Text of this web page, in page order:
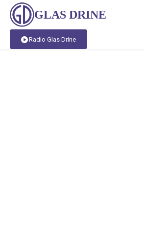
GLAS DRINE
Radio Glas Drine